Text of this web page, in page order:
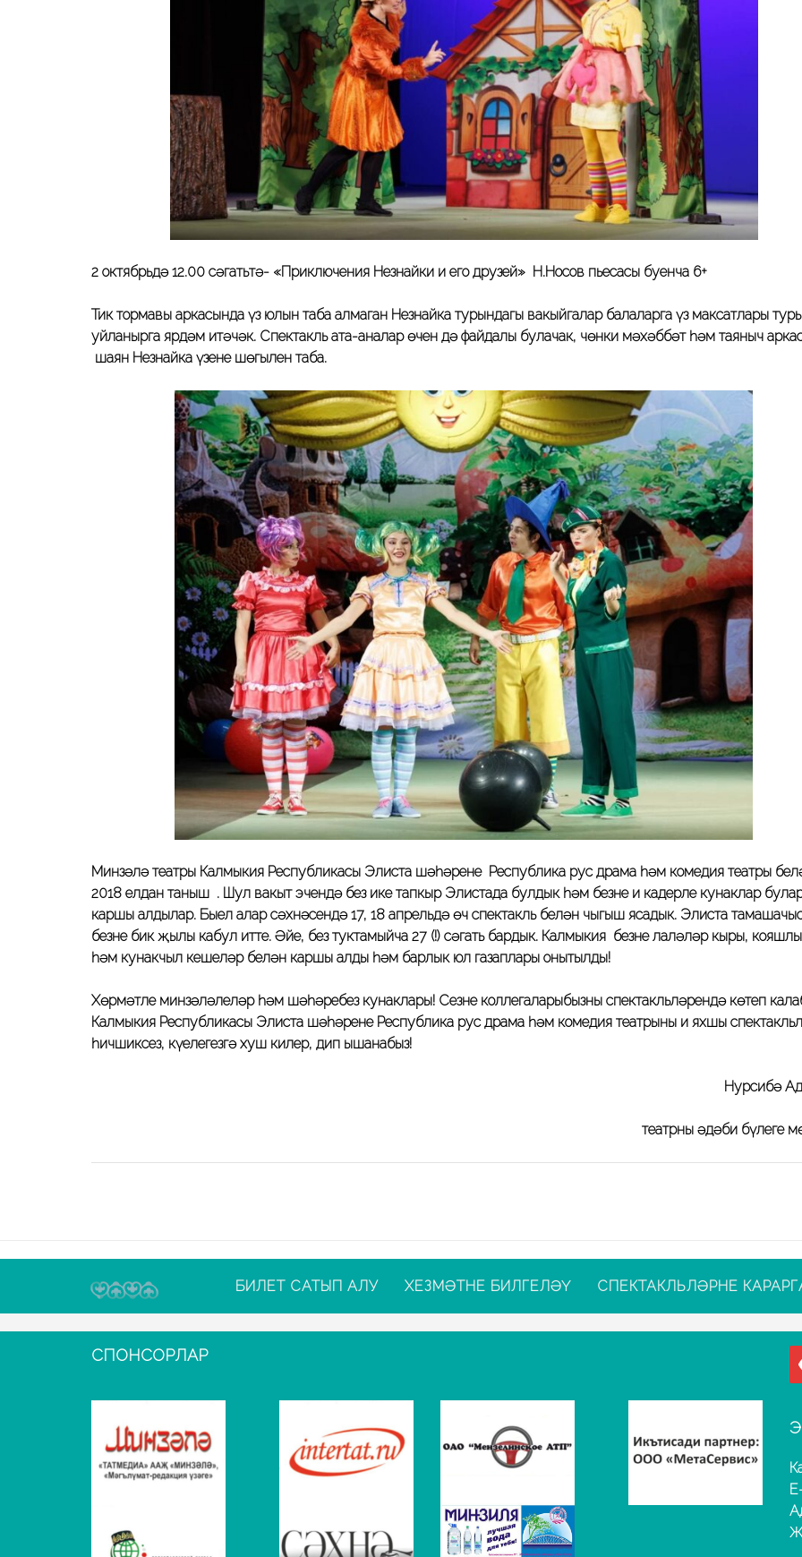
2 октябрьдә 12.00 сәгатьтә- «Приключения Незнайки и его друзей» Н.Носов пьесасы буенча 6+
Тик тормавы аркасында үз юлын таба алмаган Незнайка турындагы вакыйгалар балаларга үз максатлары
уйланырга ярдәм итәчәк. Спектакль ата-аналар өчен дә файдалы булачак, чөнки мәхәббәт һәм таяныч
шаян Незнайка үзенең шөгылен таба.
Минзәлә театры Калмыкия Республикасы Элиста шәһәренең Республика рус драма һәм комедия театры
2018 елдан таныш . Шул вакыт эчендә без ике тапкыр Элистада булдык һәм безне иң кадерле кунаклар
каршы алдылар. Быел алар сәхнәсендә 17, 18 апрельдә өч спектакль белән чыгыш ясадык. Элиста
безне бик җылы кабул итте. Әйе, без туктамыйча 27 (!) сәгать бардык. Калмыкия безне лаләләр кыры,
һәм кунакчыл кешеләр белән каршы алды һәм барлык юл газаплары онытылды!
Хөрмәтле минзәләлеләр һәм шәһәребез кунаклары! Сезне коллегаларыбызның спектакльләрендә көтеп
Калмыкия Республикасы Элиста шәһәренең Республика рус драма һәм комедия театрының иң яхшы
һичшиксез, күңелегезгә хуш килер, дип ышанабыз!
Нурсибә
театрның әдәби бүлеге
БИЛЕТ САТЫП АЛУ ХЕЗМӘТНЕ БИЛГЕЛӘҮ СПЕКТАКЛЬЛӘРНЕ
СПОНСОРЛАР